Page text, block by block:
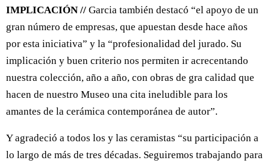
IMPLICACIÓN // Garcia también destacó “el apoyo de un
gran número de empresas, que apuestan desde hace años
por esta iniciativa” y la “profesionalidad del jurado. Su
implicación y buen criterio nos permiten ir acrecentando
nuestra colección, año a año, con obras de gra calidad que
hacen de nuestro Museo una cita ineludible para los
amantes de la cerámica contemporánea de autor”.
Y agradeció a todos los y las ceramistas “su participación a
lo largo de más de tres décadas. Seguiremos trabajando para